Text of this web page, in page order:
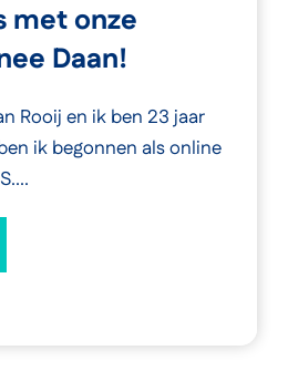
met onze
Daan!
Rooij en ik ben 23 jaar
ik begonnen als online